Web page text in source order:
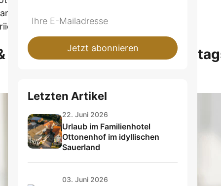
Montag noch frisch
Zutaten solltest du für
Do
fill
this
*Ihre
Mailadresse:Jetzt abonnieren
Letzten Artikel
22. Juni 2026
Urlaub im Familienhotel
Ottonenhof im idyllischen
Sauerland
03. Juni 2026